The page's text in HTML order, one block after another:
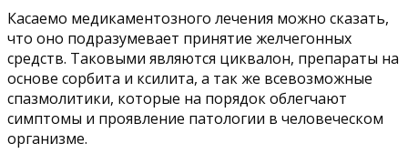
Касаемо медикаментозного лечения можно сказать,
что оно подразумевает принятие желчегонных
средств. Таковыми являются циквалон, препараты на
основе сорбита и ксилита, а так же всевозможные
спазмолитики, которые на порядок облегчают
симптомы и проявление патологии в человеческом
организме.